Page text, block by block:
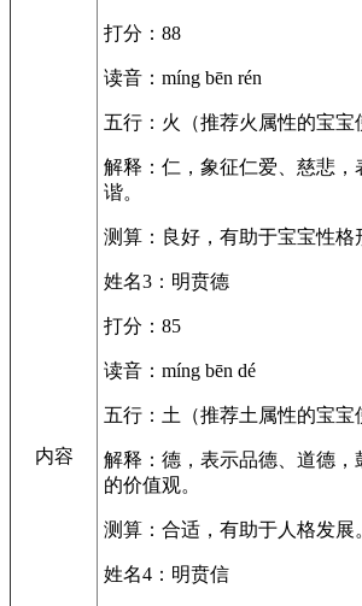
内容
打分：88
读音：míng bēn rén
五行：火（推荐火属性的宝宝
解释：仁，象征仁爱、慈悲，
谐。
测算：良好，有助于宝宝性格
姓名3：明贲德
打分：85
读音：míng bēn dé
五行：土（推荐土属性的宝宝
解释：德，表示品德、道德，
的价值观。
测算：合适，有助于人格发展
姓名4：明贲信